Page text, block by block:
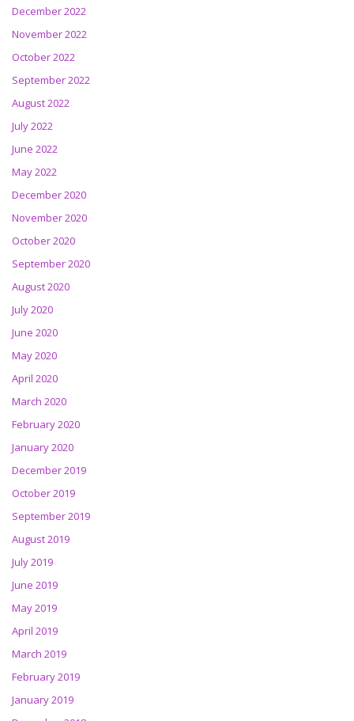
December 2022
November 2022
October 2022
September 2022
August 2022
July 2022
June 2022
May 2022
December 2020
November 2020
October 2020
September 2020
August 2020
July 2020
June 2020
May 2020
April 2020
March 2020
February 2020
January 2020
December 2019
October 2019
September 2019
August 2019
July 2019
June 2019
May 2019
April 2019
March 2019
February 2019
January 2019